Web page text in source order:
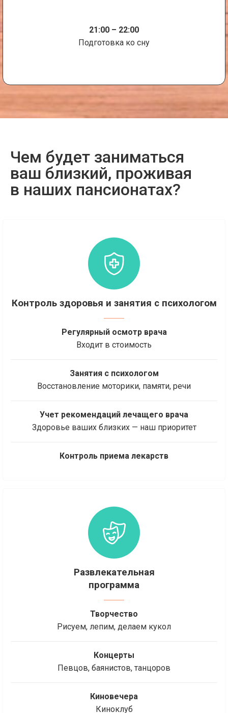
21:00 – 22:00
Подготовка ко сну
Чем будет заниматься
ваш близкий, проживая
в наших пансионатах?
Контроль здоровья и занятия с психологом
Регулярный осмотр врача
Входит в стоимость
Занятия с психологом
Восстановление моторики, памяти, речи
Учет рекомендаций лечащего врача
Здоровье ваших близких — наш приоритет
Контроль приема лекарств
Развлекательная
программа
Творчество
Рисуем, лепим, делаем кукол
Концерты
Певцов, баянистов, танцоров
Киновечера
Киноклуб